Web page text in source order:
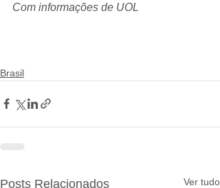
Com informações de UOL
Brasil
Posts Relacionados Ver tudo